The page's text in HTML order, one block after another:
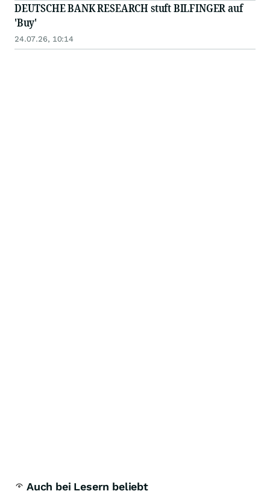
DEUTSCHE BANK RESEARCH stuft BILFINGER auf
'Buy'
24.07.26, 10:14
Auch bei Lesern beliebt